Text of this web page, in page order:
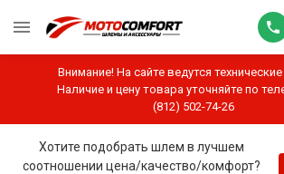
Внимание! На сайте ведутся
Наличие и цену товара уточняйте по
(812) 502-74-26
Хотите подобрать шлем в лучшем
соотношении цена/качество/комфорт?